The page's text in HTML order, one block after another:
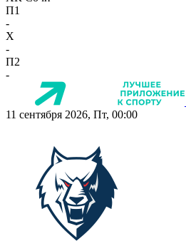
П1
-
X
-
П2
-
11 сентября 2026, Пт, 00:00